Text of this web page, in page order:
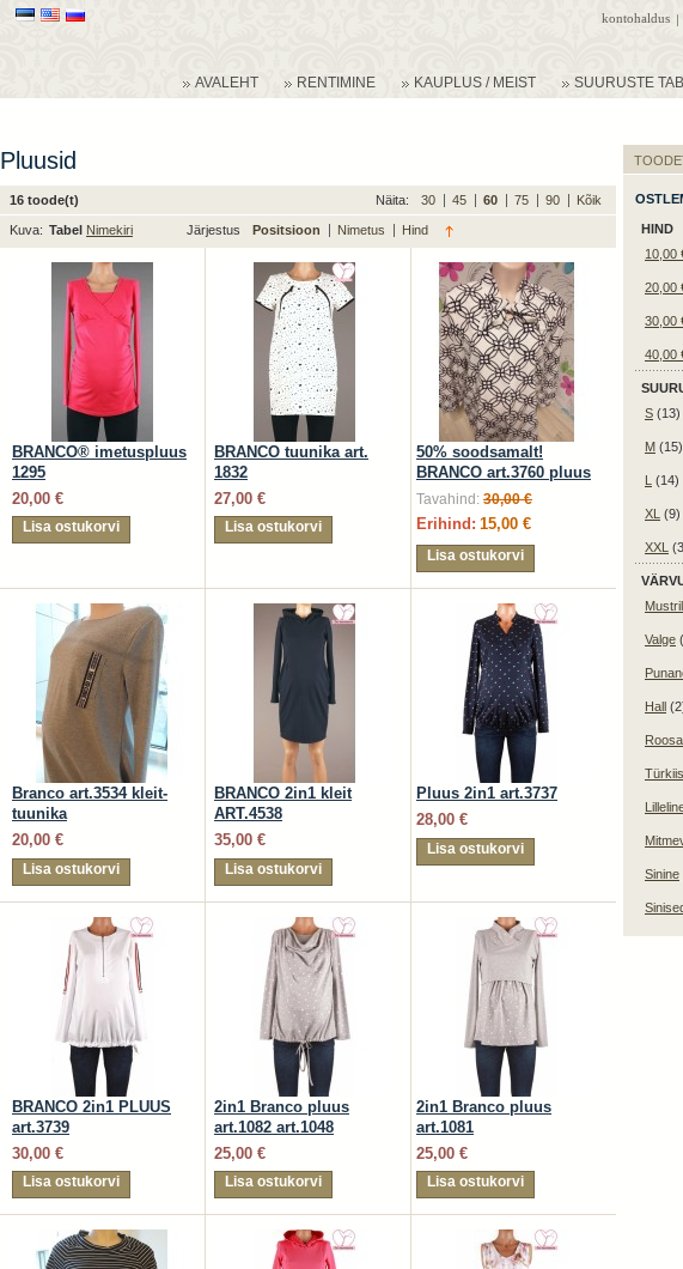
kontohaldus
AVALEHT RENTIMINE KAUPLUS / MEIST SUURUSTE
Pluusid
16 toode(t) Näita: 30 45 60 75 90 Kõik
Kuva: Tabel Nimekiri Järjestus Positsioon Nimetus Hind
BRANCO® imetuspluus
1295
20,00 €
Lisa ostukorvi
BRANCO tuunika art.
1832
27,00 €
Lisa ostukorvi
50% soodsamalt!
BRANCO art.3760 pluus
Tavahind: 30,00 €
Erihind: 15,00 €
Lisa ostukorvi
Branco art.3534 kleit-
tuunika
20,00 €
Lisa ostukorvi
BRANCO 2in1 kleit
ART.4538
35,00 €
Lisa ostukorvi
Pluus 2in1 art.3737
28,00 €
Lisa ostukorvi
BRANCO 2in1 PLUUS
art.3739
30,00 €
Lisa ostukorvi
2in1 Branco pluus
art.1082 art.1048
25,00 €
Lisa ostukorvi
2in1 Branco pluus
art.1081
25,00 €
Lisa ostukorvi
HIND
10,00
20,00
30,00
40,00
S (13)
M (15)
L (14)
XL (9)
XXL
Valge
Hall
Roosa
Sinine